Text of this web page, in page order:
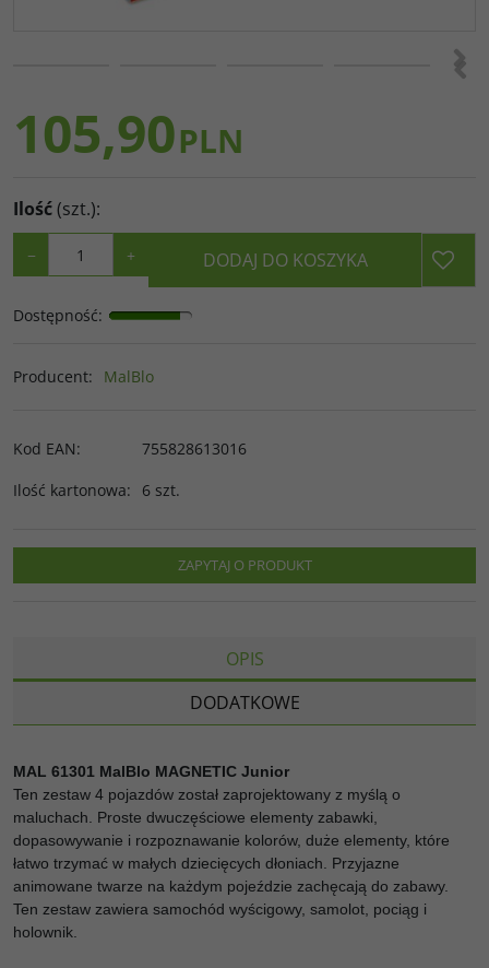
<
105,90PLN
Ilość(szt.):
− + DODAJ DO KOSZYKA
Dostępność:
Producent: MalBlo
Kod EAN:
755828613016
Ilość kartonowa: 6 szt.
ZAPYTAJ O PRODUKT
OPIS
DODATKOWE
MAL 61301 MalBlo MAGNETIC Junior
Ten zestaw 4 pojazdów został zaprojektowany z myślą o
maluchach. Proste dwuczęściowe elementy zabawki,
dopasowywanie i rozpoznawanie kolorów, duże elementy, które
łatwo trzymać w małych dziecięcych dłoniach. Przyjazne
animowane twarze na każdym pojeździe zachęcają do zabawy.
Ten zestaw zawiera samochód wyścigowy, samolot, pociąg i
holownik.